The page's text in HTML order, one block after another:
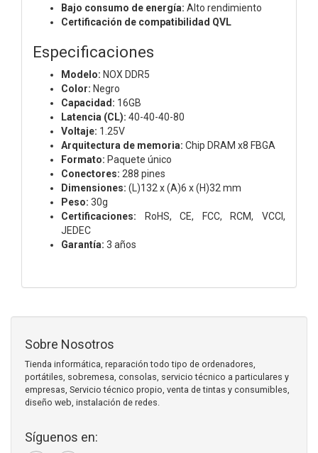
Bajo consumo de energía: Alto rendimiento
Certificación de compatibilidad QVL
Especificaciones
Modelo: NOX DDR5
Color: Negro
Capacidad: 16GB
Latencia (CL): 40-40-40-80
Voltaje: 1.25V
Arquitectura de memoria: Chip DRAM x8 FBGA
Formato: Paquete único
Conectores: 288 pines
Dimensiones: (L)132 x (A)6 x (H)32 mm
Peso: 30g
Certificaciones: RoHS, CE, FCC, RCM, VCCI,
JEDEC
Garantía: 3 años
Sobre Nosotros
Tienda informática, reparación todo tipo de ordenadores,
portátiles, sobremesa, consolas, servicio técnico a particulares y
empresas, Servicio técnico propio, venta de tintas y consumibles,
diseño web, instalación de redes.
Síguenos en: